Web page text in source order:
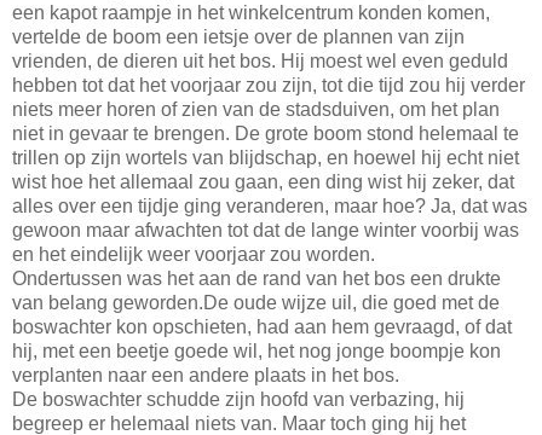
een kapot raampje in het winkelcentrum konden komen,
vertelde de boom een ietsje over de plannen van zijn
vrienden, de dieren uit het bos. Hij moest wel even geduld
hebben tot dat het voorjaar zou zijn, tot die tijd zou hij verder
niets meer horen of zien van de stadsduiven, om het plan
niet in gevaar te brengen. De grote boom stond helemaal te
trillen op zijn wortels van blijdschap, en hoewel hij echt niet
wist hoe het allemaal zou gaan, een ding wist hij zeker, dat
alles over een tijdje ging veranderen, maar hoe? Ja, dat was
gewoon maar afwachten tot dat de lange winter voorbij was
en het eindelijk weer voorjaar zou worden.
Ondertussen was het aan de rand van het bos een drukte
van belang geworden.De oude wijze uil, die goed met de
boswachter kon opschieten, had aan hem gevraagd, of dat
hij, met een beetje goede wil, het nog jonge boompje kon
verplanten naar een andere plaats in het bos.
De boswachter schudde zijn hoofd van verbazing, hij
begreep er helemaal niets van. Maar toch ging hij het